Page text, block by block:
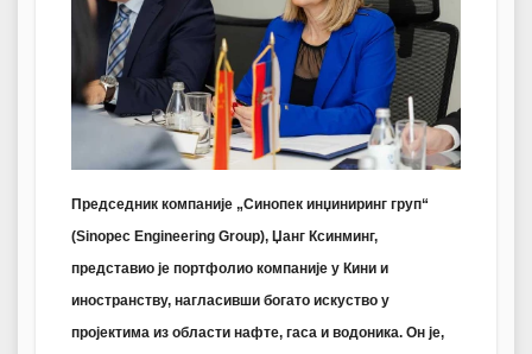
Председник компаније „Синопек инџиниринг груп“
(Sinopec Engineering Group), Џанг Ксинминг,
представио је портфолио компаније у Кини и
иностранству, нагласивши богато искуство у
пројектима из области нафте, гаса и водоника. Он је,